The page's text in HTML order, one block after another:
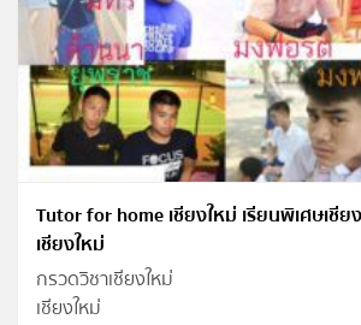
Tutor for home เชียงใหม่ เรียนพิเศษเชีย
เชียงใหม่
กรวดวิชาเชียงใหม่
เชียงใหม่